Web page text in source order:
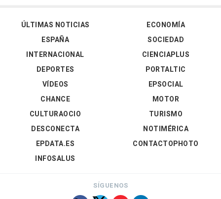
ÚLTIMAS NOTICIAS
ESPAÑA
INTERNACIONAL
DEPORTES
VÍDEOS
ECONOMÍA
SOCIEDAD
CIENCIAPLUS
PORTALTIC
EPSOCIAL
CHANCE
CULTURAOCIO
DESCONECTA
EPDATA.ES
INFOSALUS
MOTOR
TURISMO
NOTIMÉRICA
CONTACTOPHOTO
SÍGUENOS